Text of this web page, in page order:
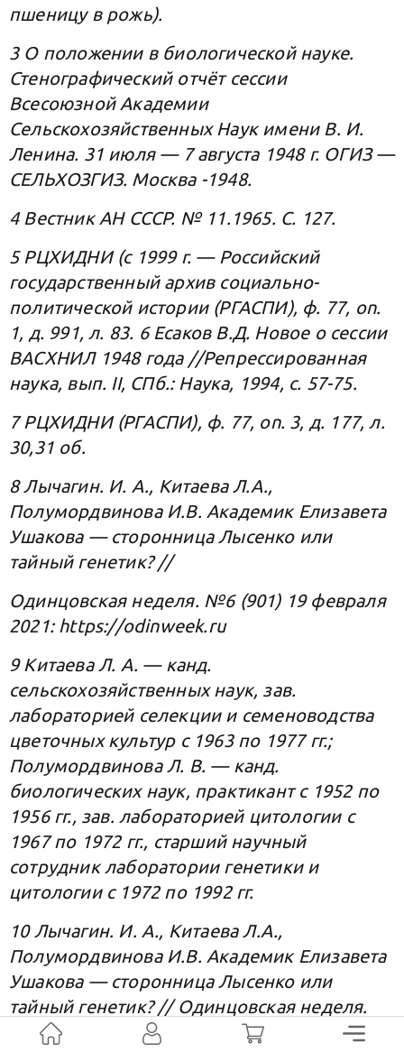
пшеницу в рожь).
3 О положении в биологической науке.
Стенографический отчёт сессии
Всесоюзной Академии
Сельскохозяйственных Наук имени В. И.
Ленина. 31 июля — 7 августа 1948 г. ОГИЗ —
СЕЛЬХОЗГИЗ. Москва -1948.
4 Вестник АН СССР. № 11.1965. С. 127.
5 РЦХИДНИ (с 1999 г. — Российский
государственный архив социально-
политической истории (РГАСПИ), ф. 77, on.
1, д. 991, л. 83. 6 Есаков В.Д. Новое о сессии
ВАСХНИЛ 1948 года //Репрессированная
наука, вып. II, СПб.: Наука, 1994, с. 57-75.
7 РЦХИДНИ (РГАСПИ), ф. 77, on. 3, д. 177, л.
30,31 об.
8 Лычагин. И. А., Китаева Л.А.,
Полумордвинова И.В. Академик Елизавета
Ушакова — сторонница Лысенко или
тайный генетик? //
Одинцовская неделя. №6 (901) 19 февраля
2021: https://odinweek.ru
9 Китаева Л. А. — канд.
сельскохозяйственных наук, зав.
лабораторией селекции и семеноводства
цветочных культур с 1963 по 1977 гг.;
Полумордвинова Л. В. — канд.
биологических наук, практикант с 1952 по
1956 гг., зав. лабораторией цитологии с
1967 по 1972 гг., старший научный
сотрудник лаборатории генетики и
цитологии с 1972 по 1992 гг.
10 Лычагин. И. А., Китаева Л.А.,
Полумордвинова И.В. Академик Елизавета
Ушакова — сторонница Лысенко или
тайный генетик? // Одинцовская неделя.
№6 (901) 19 февраля 2021: